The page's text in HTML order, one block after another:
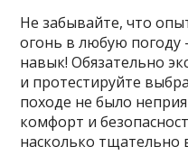
Не забывайте, что
огонь в любую погоду
навык! Обязательно
и протестируйте
походе не было
комфорт и
насколько тщательно